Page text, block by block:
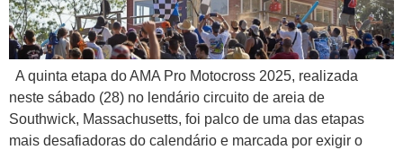
A quinta etapa do AMA Pro Motocross 2025, realizada
neste sábado (28) no lendário circuito de areia de
Southwick, Massachusetts, foi palco de uma das etapas
mais desafiadoras do calendário e marcada por exigir o